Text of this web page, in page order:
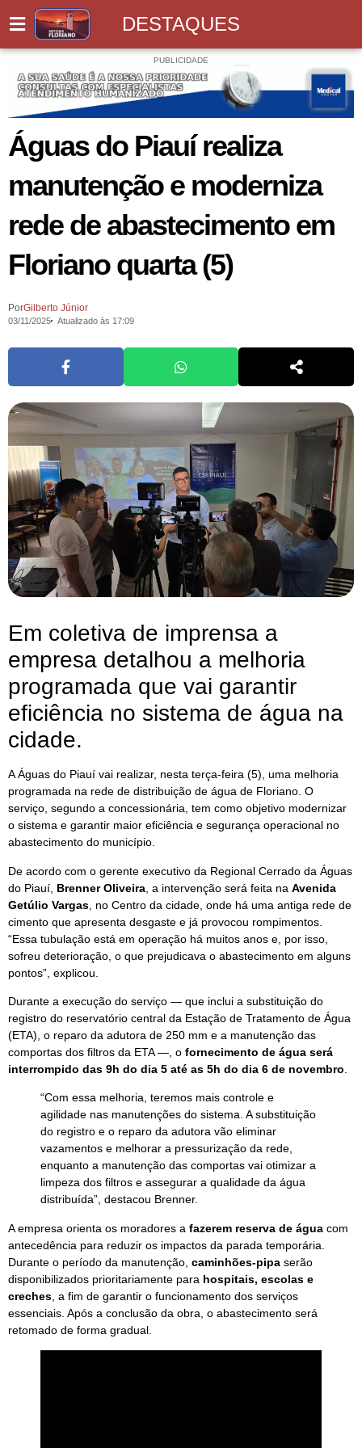
DESTAQUES
PUBLICIDADE
Águas do Piauí realiza
manutenção e moderniza
rede de abastecimento em
Floriano quarta (5)
PorGilberto Júnior
03/11/2025 Atualizado às 17:09
Em coletiva de imprensa a
empresa detalhou a melhoria
programada que vai garantir
eficiência no sistema de água na
cidade.
A Águas do Piauí vai realizar, nesta terça-feira (5), uma melhoria
programada na rede de distribuição de água de Floriano. O
serviço, segundo a concessionária, tem como objetivo modernizar
o sistema e garantir maior eficiência e segurança operacional no
abastecimento do município.
De acordo com o gerente executivo da Regional Cerrado da Águas
do Piauí, Brenner Oliveira , a intervenção será feita na Avenida
Getúlio Vargas , no Centro da cidade, onde há uma antiga rede de
cimento que apresenta desgaste e já provocou rompimentos.
“Essa tubulação está em operação há muitos anos e, por isso,
sofreu deterioração, o que prejudicava o abastecimento em alguns
pontos”, explicou.
Durante a execução do serviço — que inclui a substituição do
registro do reservatório central da Estação de Tratamento de Água
(ETA), o reparo da adutora de 250 mm e a manutenção das
comportas dos filtros da ETA —, o fornecimento de água será
interrompido das 9h do dia 5 até as 5h do dia 6 de novembro
“Com essa melhoria, teremos mais controle e
agilidade nas manutenções do sistema. A substituição
do registro e o reparo da adutora vão eliminar
vazamentos e melhorar a pressurização da rede,
enquanto a manutenção das comportas vai otimizar a
limpeza dos filtros e assegurar a qualidade da água
distribuída”, destacou Brenner.
A empresa orienta os moradores a fazerem reserva de água com
antecedência para reduzir os impactos da parada temporária.
Durante o período da manutenção, caminhões-pipa serão
disponibilizados prioritariamente para hospitais, escolas e
creches , a fim de garantir o funcionamento dos serviços
essenciais. Após a conclusão da obra, o abastecimento será
retomado de forma gradual.